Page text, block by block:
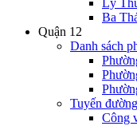
Lý
Ba
Quận 12
Danh sách
Tuyến
Công